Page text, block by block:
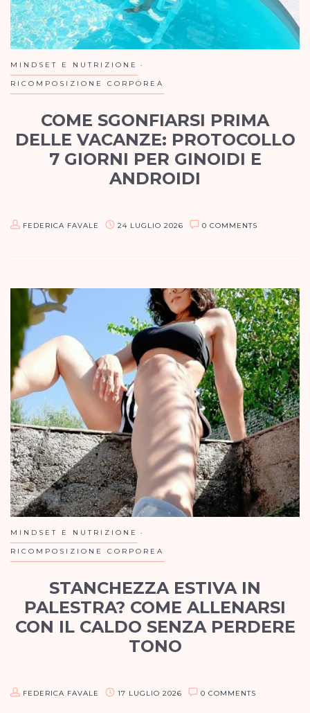
MINDSET E NUTRIZIONE
RICOMPOSIZIONE CORPOREA
COME SGONFIARSI PRIMA
DELLE VACANZE: PROTOCOLLO
7 GIORNI PER GINOIDI E
ANDROIDI
delle ferie non è il momento di spingere sull’acceleratore, ma
FEDERICA FAVALE 24 LUGLIO 2026 0 COMMENTS
MINDSET E NUTRIZIONE
RICOMPOSIZIONE CORPOREA
STANCHEZZA ESTIVA IN
PALESTRA? COME ALLENARSI
CON IL CALDO SENZA PERDERE
TONO
non è il mese del “massacro” e nemmeno del “mollare tutto”. È
FEDERICA FAVALE 17 LUGLIO 2026 0 COMMENTS